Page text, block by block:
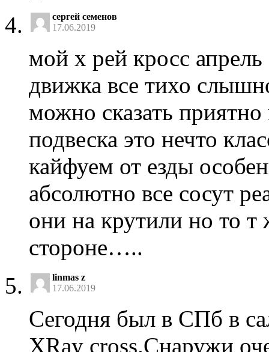
сергей семенов
17.06.2019
мой х рей кросс
движка все тихо
можно сказать
подвеска это нечто
кайфуем от езды
абсолютно все сосут
они на крутили но то т
стороне…..
linmas z
17.06.2019
Сегодня был в СПб в
XRay cross.Снаружи